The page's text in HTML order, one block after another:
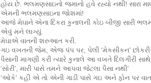
હોય છે. ભલમણસાઇનો જમાનો હવે રહ્યો નથી! સારા
એમની ભલમણસાઇના જોશમાં!
આજે મેઘાને એના દિકરા કુનાલની કોઇ બીજી સારી
એવું મને લાગ્યું.
મેઘાએ વાતની શરુઆત કરી.
ગઇ વખતની જેમ, એજ પંપ પર, પેલી ‘મેકસીકન’
પૈસાની માગણી કરી ત્યારે કુનાલે આ વખતે દિલગીરી
‘સોરી’, મારી પાસે તમને આપવા જેટલા પૈસા નથી’
‘ઓકે’ કહી એ તો એની ગાડી પાસે ગઇ અને ફોન પર